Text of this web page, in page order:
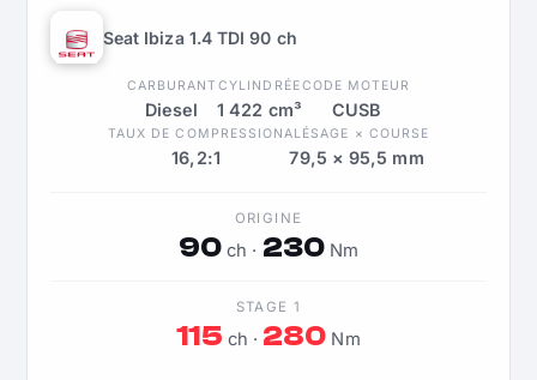
Seat Ibiza 1.4 TDI 90 ch
CARBURANT
Diesel
CYLINDRÉE
1 422 cm³
CODE MOTEUR
CUSB
TAUX DE COMPRESSION
16,2:1
ALÉSAGE × COURSE
79,5 × 95,5 mm
ORIGINE
90 ch · 230Nm
STAGE 1
115 ch · 280 Nm